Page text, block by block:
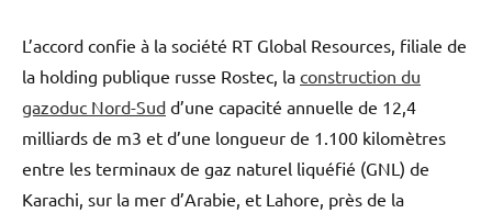
L’accord confie à la société RT Global Resources, filiale de
la holding publique russe Rostec, la construction du
gazoduc Nord-Sud d’une capacité annuelle de 12,4
milliards de m3 et d’une longueur de 1.100 kilomètres
entre les terminaux de gaz naturel liquéfié (GNL) de
Karachi, sur la mer d’Arabie, et Lahore, près de la